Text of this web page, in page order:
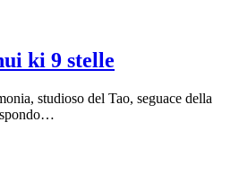
ki 9 stelle
studioso del Tao, seguace della